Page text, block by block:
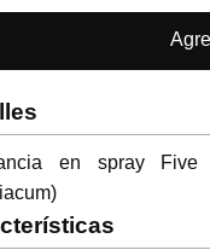
en spray